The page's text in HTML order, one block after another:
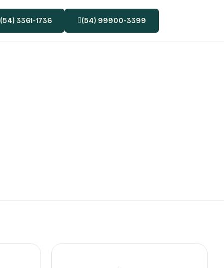
(54) 3361-1736 (54) 99900-3399